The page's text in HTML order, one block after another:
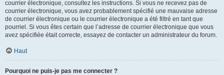
courrier électronique, consultez les instructions. Si vous ne recevez pas de
courrier électronique, vous avez probablement spécifié une mauvaise adresse
de courrier électronique ou le courrier électronique a été filtré en tant que
pourriel. Si vous êtes certain que l’adresse de courrier électronique que vous
avez spécifiée était correcte, essayez de contacter un administrateur du forum.
Haut
Pourquoi ne puis-je pas me connecter ?